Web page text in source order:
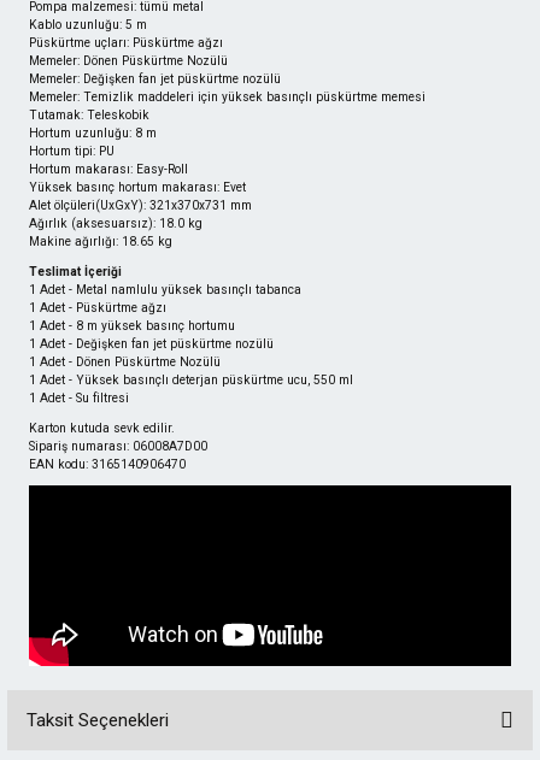
Pompa malzemesi: tümü metal
Kablo uzunluğu: 5 m
Püskürtme uçları: Püskürtme ağzı
Memeler: Dönen Püskürtme Nozülü
Memeler: Değişken fan jet püskürtme nozülü
Memeler: Temizlik maddeleri için yüksek basınçlı püskürtme memesi
Tutamak: Teleskobik
Hortum uzunluğu: 8 m
Hortum tipi: PU
Hortum makarası: Easy-Roll
Yüksek basınç hortum makarası: Evet
Alet ölçüleri(UxGxY): 321x370x731 mm
Ağırlık (aksesuarsız): 18.0 kg
Makine ağırlığı: 18.65 kg
Teslimat İçeriği
1 Adet - Metal namlulu yüksek basınçlı tabanca
1 Adet - Püskürtme ağzı
1 Adet - 8 m yüksek basınç hortumu
1 Adet - Değişken fan jet püskürtme nozülü
1 Adet - Dönen Püskürtme Nozülü
1 Adet - Yüksek basınçlı deterjan püskürtme ucu, 550 ml
1 Adet - Su filtresi
Karton kutuda sevk edilir.
Sipariş numarası: 06008A7D00
EAN kodu: 3165140906470
Taksit Seçenekleri